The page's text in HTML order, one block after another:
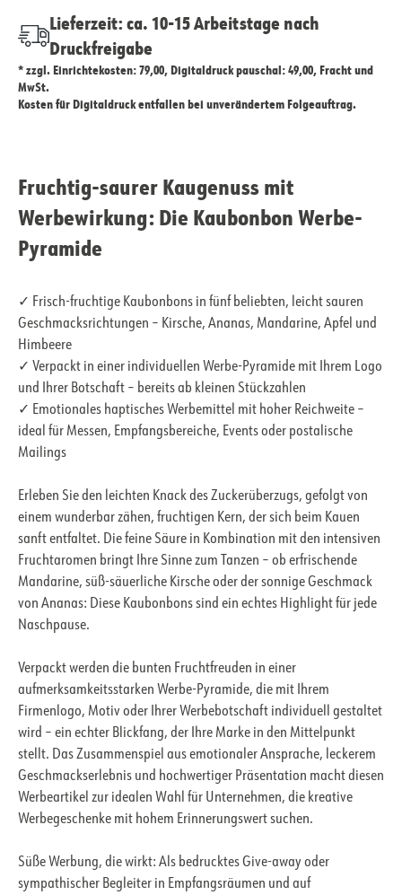
Lieferzeit: ca. 10-15 Arbeitstage nach
Druckfreigabe
* zzgl. Einrichtekosten: 79,00, Digitaldruck pauschal: 49,00, Fracht und
MwSt.
Kosten für Digitaldruck entfallen bei unverändertem Folgeauftrag.
Fruchtig-saurer Kaugenuss mit
Werbewirkung: Die Kaubonbon Werbe-
Pyramide
✓ Frisch-fruchtige Kaubonbons in fünf beliebten, leicht sauren
Geschmacksrichtungen – Kirsche, Ananas, Mandarine, Apfel und
Himbeere
✓ Verpackt in einer individuellen Werbe-Pyramide mit Ihrem Logo
und Ihrer Botschaft – bereits ab kleinen Stückzahlen
✓ Emotionales haptisches Werbemittel mit hoher Reichweite –
ideal für Messen, Empfangsbereiche, Events oder postalische
Mailings
Erleben Sie den leichten Knack des Zuckerüberzugs, gefolgt von
einem wunderbar zähen, fruchtigen Kern, der sich beim Kauen
sanft entfaltet. Die feine Säure in Kombination mit den intensiven
Fruchtaromen bringt Ihre Sinne zum Tanzen – ob erfrischende
Mandarine, süß-säuerliche Kirsche oder der sonnige Geschmack
von Ananas: Diese Kaubonbons sind ein echtes Highlight für jede
Naschpause.
Verpackt werden die bunten Fruchtfreuden in einer
aufmerksamkeitsstarken Werbe-Pyramide, die mit Ihrem
Firmenlogo, Motiv oder Ihrer Werbebotschaft individuell gestaltet
wird – ein echter Blickfang, der Ihre Marke in den Mittelpunkt
stellt. Das Zusammenspiel aus emotionaler Ansprache, leckerem
Geschmackserlebnis und hochwertiger Präsentation macht diesen
Werbeartikel zur idealen Wahl für Unternehmen, die kreative
Werbegeschenke mit hohem Erinnerungswert suchen.
Süße Werbung, die wirkt: Als bedrucktes Give-away oder
sympathischer Begleiter in Empfangsräumen und auf